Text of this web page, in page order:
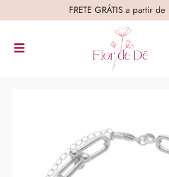
FRETE GRÁTIS a partir